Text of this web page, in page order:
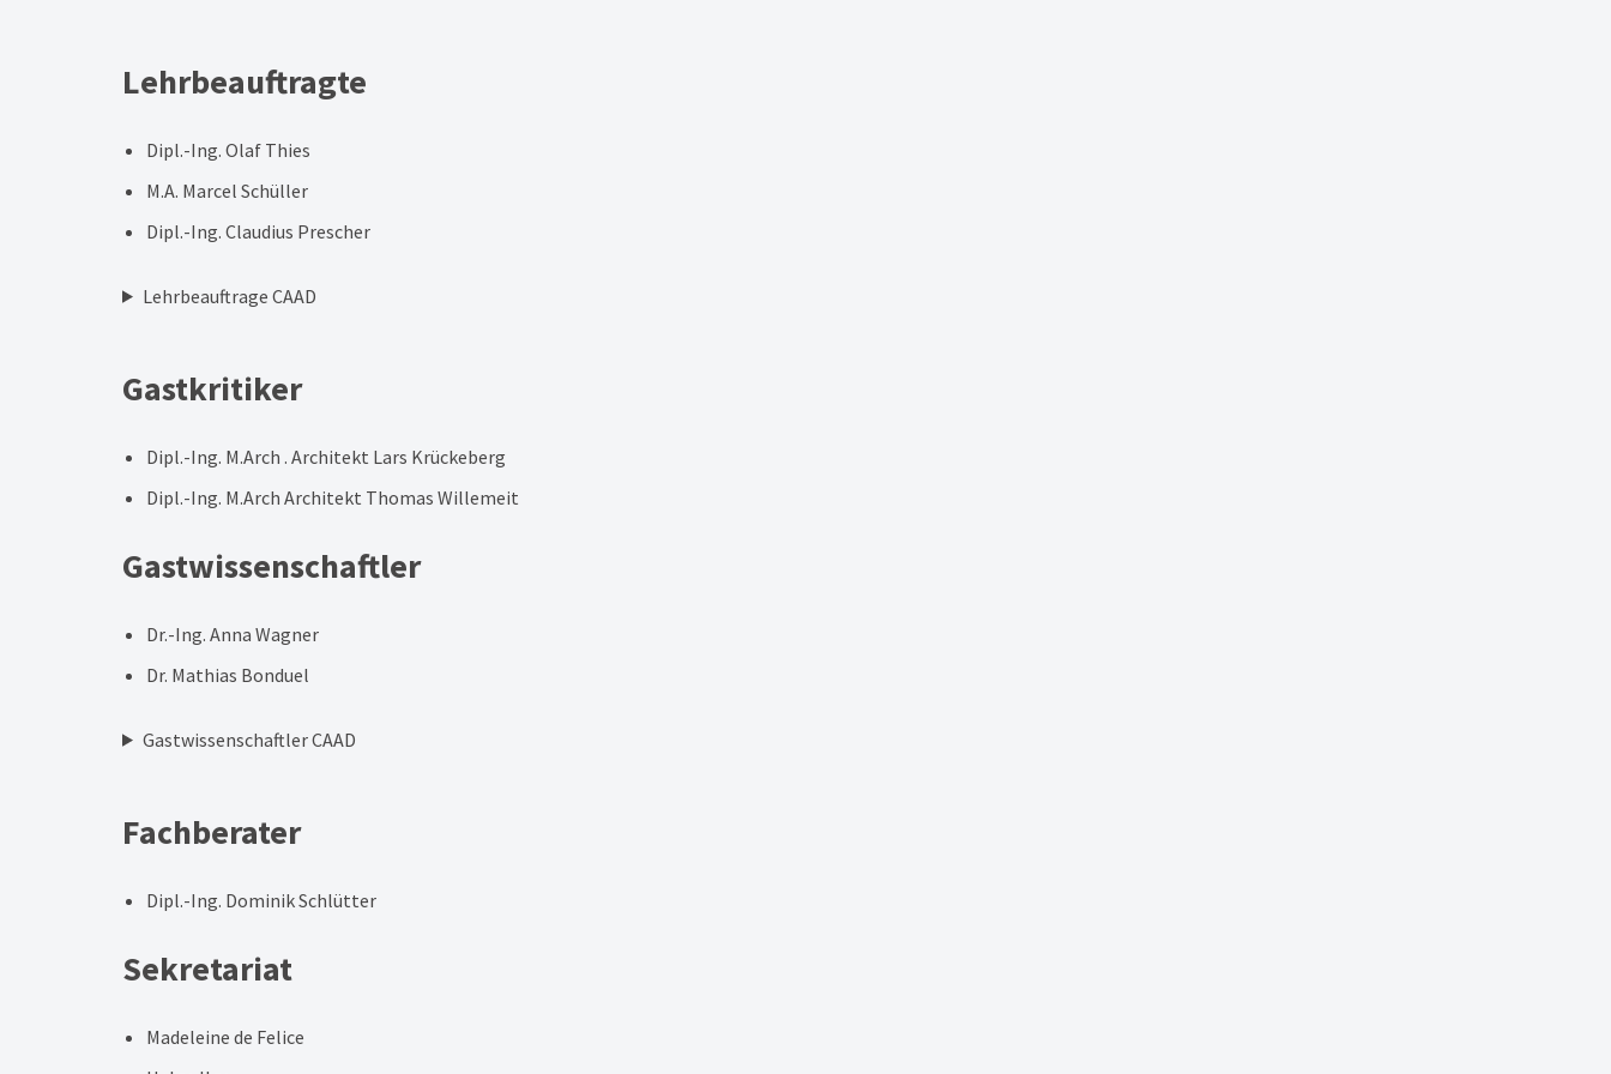
Lehrbeauftragte
Dipl.-Ing. Olaf Thies
M.A. Marcel Schüller
Dipl.-Ing. Claudius Prescher
Lehrbeauftrage CAAD
Gastkritiker
Dipl.-Ing. M.Arch . Architekt Lars Krückeberg
Dipl.-Ing. M.Arch Architekt Thomas Willemeit
Gastwissenschaftler
Dr.-Ing. Anna Wagner
Dr. Mathias Bonduel
Gastwissenschaftler CAAD
Fachberater
Dipl.-Ing. Dominik Schlütter
Sekretariat
Madeleine de Felice